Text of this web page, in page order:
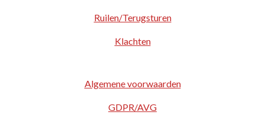
Ruilen/Terugsturen
Klachten
Algemene voorwaarden
GDPR/AVG